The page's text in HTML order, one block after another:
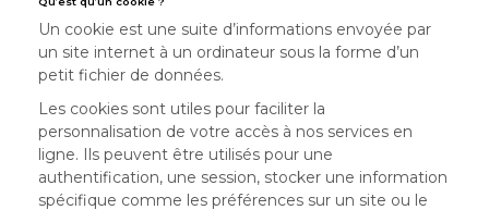
Un cookie est une suite d’informations envoyée par
un site internet à un ordinateur sous la forme d’un
petit fichier de données.
Les cookies sont utiles pour faciliter la
personnalisation de votre accès à nos services en
ligne. Ils peuvent être utilisés pour une
authentification, une session, stocker une information
spécifique comme les préférences sur un site ou le